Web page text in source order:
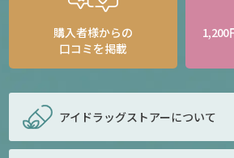
購入者様からの
口コミを掲載
1,200
アイドラッグストアーについて